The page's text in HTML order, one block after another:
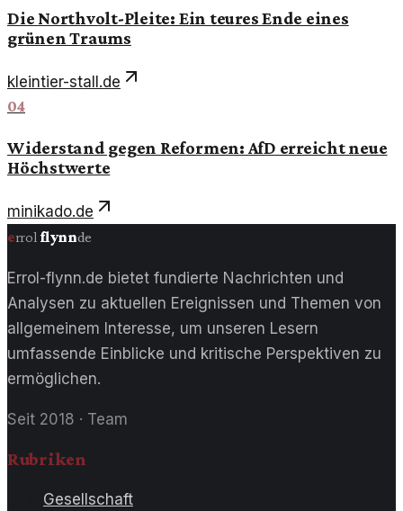
Die Northvolt-Pleite: Ein teures Ende eines
grünen Traums
kleintier-stall.de
04
Widerstand gegen Reformen: AfD erreicht neue
Höchstwerte
minikado.de
errol flynnde
Errol-flynn.de bietet fundierte Nachrichten und
Analysen zu aktuellen Ereignissen und Themen von
allgemeinem Interesse, um unseren Lesern
umfassende Einblicke und kritische Perspektiven zu
ermöglichen.
Seit 2018 · Team
Rubriken
Gesellschaft